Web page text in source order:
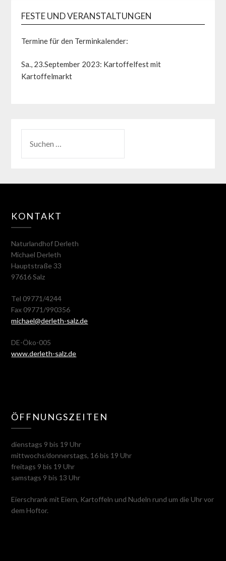
FESTE UND VERANSTALTUNGEN
Termine für den Terminkalender:
Sa., 23.September 2023: Kartoffelfest mit
Kartoffelmarkt
KONTAKT
Naturlandhof Derleth
Michael Derleth
Hauptstraße 33
97616 Salz
Tel 09771/4244
Fax 09771/990356
michael@derleth-salz.de
DE-Öko-005
www.derleth-salz.de
ÖFFNUNGSZEITEN
dienstags 9 bis 19 Uhr
mittwochs/donnerstags, 16 bis 19 Uhr
freitags 9 bis 19 Uhr
samstags 9 bis 13 Uhr
Eierschrank mit Eiern, Kartoffeln und Nudeln rund um die Uhr vor
dem Hoftor.